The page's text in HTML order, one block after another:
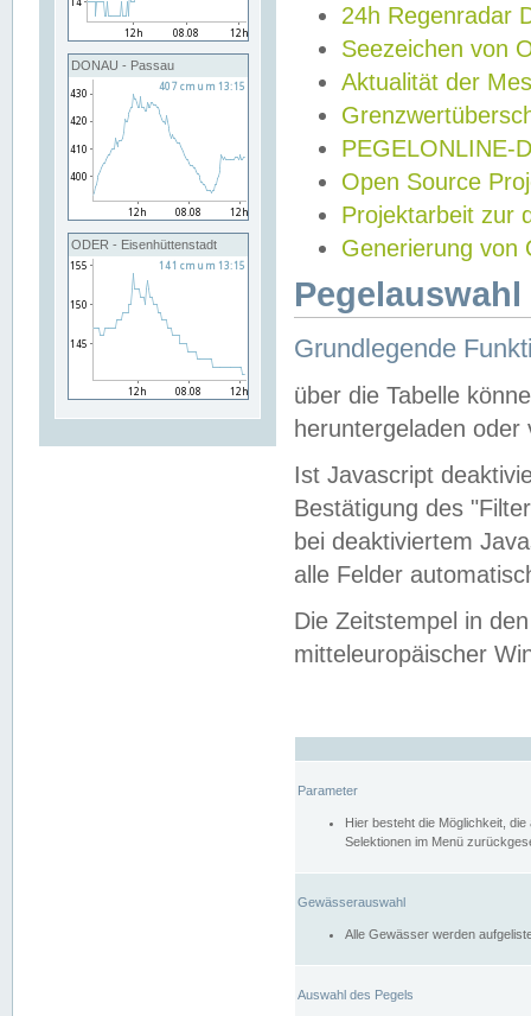
DONAU - Passau
ODER - Eisenhüttenstadt
24h Regenradar
Seezeichen von
Aktualität der
PEGELONLINE-
Open Source
Projektarbeit zur
Generierung von
Grundlegende
über die Tabelle
heruntergeladen oder
Ist Javascript
Bestätigung des
bei deaktiviertem
alle Felder
Die Zeitstempel in
mitteleuropäischer
Parameter
Hier besteht die Möglichkeit,
Selektionen im Menü
Gewässerauswahl
Alle Gewässer werden
Auswahl des Pegels